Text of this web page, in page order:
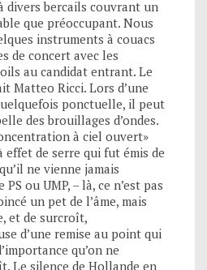
divers bercails couvrant un
que préoccupant. Nous
instruments à couacs
de concert avec les
au candidat entrant. Le
Matteo Ricci. Lors d’une
ponctuelle, il peut
des brouillages d’ondes.
à ciel ouvert»
effet de serre qui fut émis de
ne vienne jamais
ou UMP, – là, ce n’est pas
un pet de l’âme, mais
et de surcroît,
d’une remise au point qui
qu’on ne
Le silence de Hollande en